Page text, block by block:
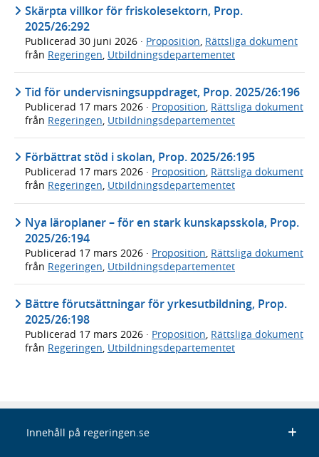
Skärpta villkor för friskolesektorn, Prop.
2025/26:292
Publicerad 30 juni 2026 · Proposition, Rättsliga dokument
från Regeringen, Utbildningsdepartementet
Tid för undervisningsuppdraget, Prop. 2025/26:196
Publicerad 17 mars 2026 · Proposition Rättsliga dokument
från Regeringen Utbildningsdepartementet
Förbättrat stöd i skolan, Prop. 2025/26:195
Publicerad 17 mars 2026 · Proposition, Rättsliga dokument
från Regeringen, Utbildningsdepartementet
Nya läroplaner – för en stark kunskapsskola, Prop.
2025/26:194
Publicerad 17 mars 2026 · Proposition, Rättsliga dokument
från Regeringen, Utbildningsdepartementet
Bättre förutsättningar för yrkesutbildning, Prop.
2025/26:198
Publicerad 17 mars 2026 · Proposition Rättsliga dokument
från Regeringen Utbildningsdepartementet
Innehåll på regeringen.se